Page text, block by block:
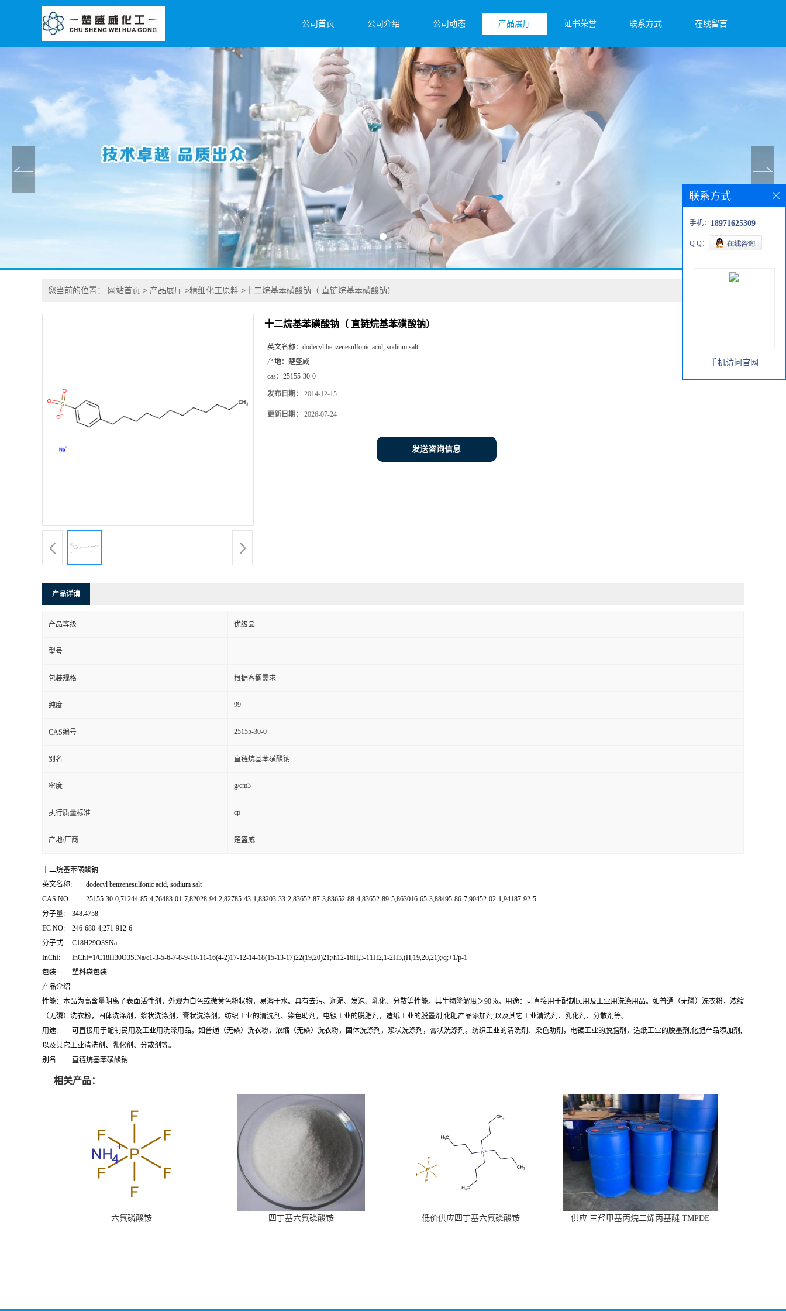
公司首页 公司介绍 公司动态 产品展厅 证书荣誉 联系方式 在线留言
您当前的位置： 网站首页 > 产品展厅 >精细化工原料 >十二烷基苯磺酸钠（ 直链烷基苯磺酸钠）
十二烷基苯磺酸钠（ 直链烷基苯磺酸钠）
英文名称： dodecyl benzenesulfonic acid, sodium salt
产地： 楚盛威
cas： 25155-30-0
发布日期： 2014-12-15
更新日期： 2026-07-24
发送咨询信息
产品详请
产品等级 优级品
型号
包装规格 根据客搁需求
纯度 99
CAS编号 25155-30-0
别名 直链烷基苯磺酸钠
密度 g/cm3
执行质量标准 cp
产地/厂商 楚盛威
十二烷基苯磺酸钠
英文名称:
dodecyl benzenesulfonic acid, sodium salt
CAS NO:
25155-30-0;71244-85-4;76483-01-7;82028-94-2;82785-43-1;83203-33-2;83652-87-3;83652-88-4;83652-89-5;863016-65-3;88495-86-7;90452-02-1;94187-92-5
分子量:
348.4758
EC NO:
246-680-4;271-912-6
分子式:
C18H29O3SNa
InChI:
InChI=1/C18H30O3S.Na/c1-3-5-6-7-8-9-10-11-16(4-2)17-12-14-18(15-13-17)22(19,20)21;/h12-16H,3-11H2,1-2H3,(H,19,20,21);/q;+1/p-1
包装:
塑料袋包装
产品介绍:
性能：本品为高含量阴离子表面活性剂，外观为白色或微黄色粉状物，易溶于水。具有去污、润湿、发泡、乳化、分散等性能。其生物降解度＞90％。用途：可直接用于配制民用及工业用洗涤用品。如普通（无磷）洗衣粉，浓缩
（无磷）洗衣粉，固体洗涤剂，浆状洗涤剂，膏状洗涤剂。纺织工业的清洗剂、染色助剂，电镀工业的脱脂剂，造纸工业的脱墨剂,化肥产品添加剂,以及其它工业清洗剂、乳化剂、分散剂等。
用途:
可直接用于配制民用及工业用洗涤用品。如普通（无磷）洗衣粉，浓缩（无磷）洗衣粉，固体洗涤剂，浆状洗涤剂，膏状洗涤剂。纺织工业的清洗剂、染色助剂，电镀工业的脱脂剂，造纸工业的脱墨剂,化肥产品添加剂,
以及其它工业清洗剂、乳化剂、分散剂等。
别名:
直链烷基苯磺酸钠
相关产品：
六氟磷酸铵 四丁基六氟磷酸铵 低价供应四丁基六氟磷酸铵
供应 三羟甲基丙烷二烯丙基醚 TMPDE
联系方式
手机： 18971625309
Q Q：
手机访问官网